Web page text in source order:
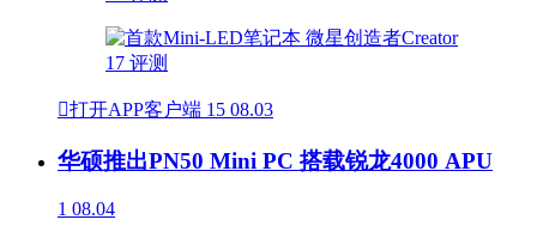
打开APP客户端 15 08.03
华硕推出PN50 Mini PC 搭载锐龙4000 APU
1 08.04